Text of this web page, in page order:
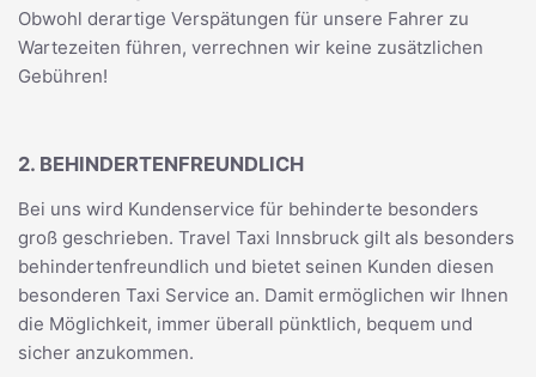
Obwohl derartige Verspätungen für unsere Fahrer zu
Wartezeiten führen, verrechnen wir keine zusätzlichen
Gebühren!
2. BEHINDERTENFREUNDLICH
Bei uns wird Kundenservice für behinderte besonders
groß geschrieben. Travel Taxi Innsbruck gilt als besonders
behindertenfreundlich und bietet seinen Kunden diesen
besonderen Taxi Service an. Damit ermöglichen wir Ihnen
die Möglichkeit, immer überall pünktlich, bequem und
sicher anzukommen.